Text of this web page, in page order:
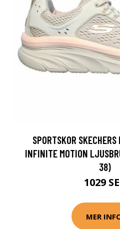
SPORTSKOR
INFINITE MOTION
38)
1029
MER